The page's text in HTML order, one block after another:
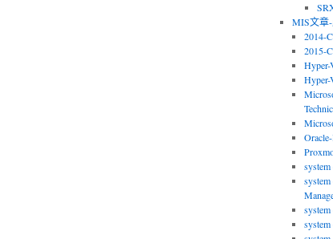
MIS文章
2014-
2015-